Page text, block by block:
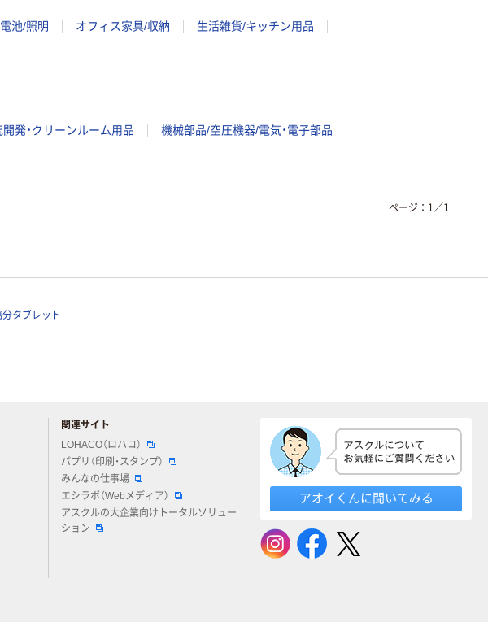
池/照明 オフィス家具/収納 生活雑貨/キッチン用品
発・クリーンルーム用品 機械部品/空圧機器/電気・電子部品
ページ： 1 ／1
分タブレット
関連サイト
LOHACO（ロハコ）
パプリ（印刷・スタンプ）
みんなの仕事場
エシラボ（Webメディア）
アスクルの大企業向けトータルソリュー
ション
アオイくんに聞いてみる